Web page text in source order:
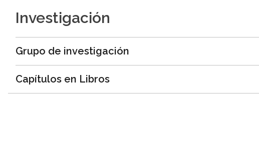
Investigación
Grupo de investigación
Capítulos en Libros